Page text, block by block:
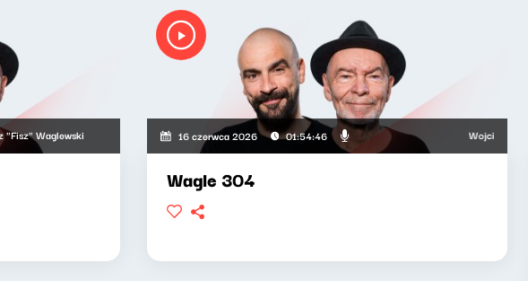
"Fisz" Waglewski 16 czerwca 2026 01:54:46 Wojciech
Wagle 304